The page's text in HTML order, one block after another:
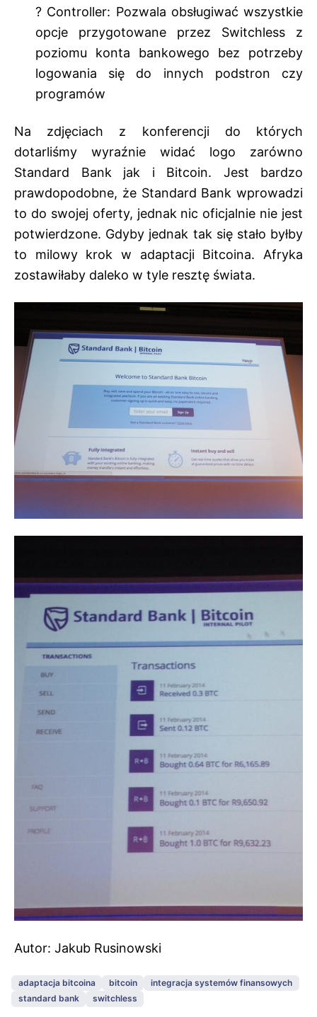
? Controller: Pozwala obsługiwać wszystkie
opcje przygotowane przez Switchless z
poziomu konta bankowego bez potrzeby
logowania się do innych podstron czy
programów
Na zdjęciach z konferencji do których
dotarliśmy wyraźnie widać logo zarówno
Standard Bank jak i Bitcoin. Jest bardzo
prawdopodobne, że Standard Bank wprowadzi
to do swojej oferty, jednak nic oficjalnie nie jest
potwierdzone. Gdyby jednak tak się stało byłby
to milowy krok w adaptacji Bitcoina. Afryka
zostawiłaby daleko w tyle resztę świata.
Autor: Jakub Rusinowski
adaptacja bitcoina bitcoin
integracja systemów finansowych
standard bank
switchless